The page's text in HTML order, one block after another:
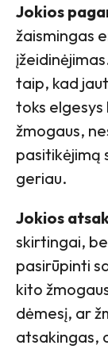
Jokios
žaismingas
taip, kad
toks
žmogaus,
pasitikėjimą
geriau.
Jokios
skirtingai,
pasirūpinti
kito
dėmesį, ar
atsakingas,